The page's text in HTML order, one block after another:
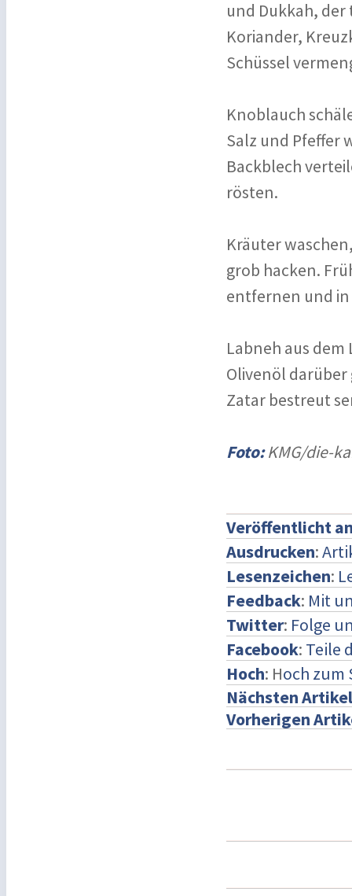
und Dukkah,
Koriander,
Schüssel
Knoblauch
Salz und Pfeffer
Backblech
rösten.
Kräuter
grob hacken.
entfernen und in
Labneh aus
Olivenöl
Zatar bestreut
Foto:KMG/die-
Veröffentlicht
Ausdrucken:
Lesenzeichen:
Feedback: Mit
Twitter: Folge
Facebook: Teile
Hoch: Hoch zum
Nächsten Artikel
Vorherigen